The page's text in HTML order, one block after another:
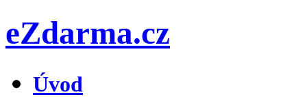
eZdarma.cz
Úvod